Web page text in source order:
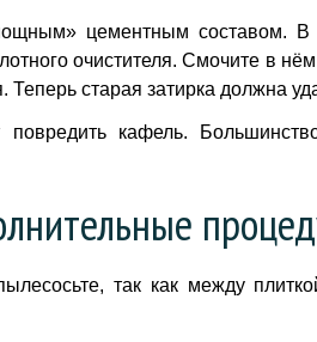
цементным составом. В
очистителя. Смочите в
Теперь старая затирка должна
кафель.
так как между